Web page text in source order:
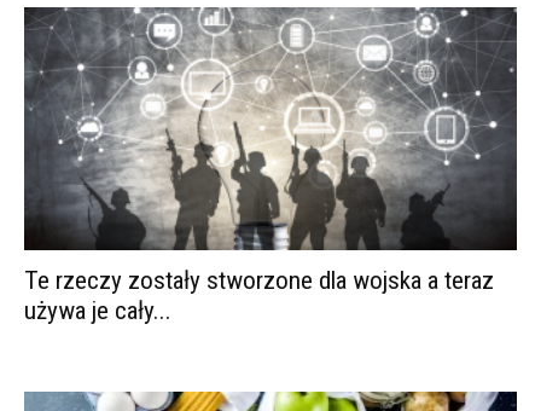
Te rzeczy zostały stworzone dla wojska a teraz
używa je cały...